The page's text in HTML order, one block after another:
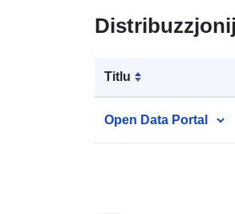
Titlu
Open Data Portal